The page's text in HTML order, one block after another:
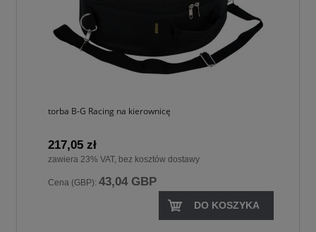
torba B-G Racing na kierownicę
217,05 zł
zawiera 23% VAT, bez kosztów dostawy
Cena (GBP): 43,04 GBP
DO KOSZYKA